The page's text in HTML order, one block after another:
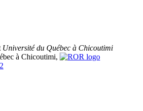
Université du Québec à Chicoutimi
à Chicoutimi,